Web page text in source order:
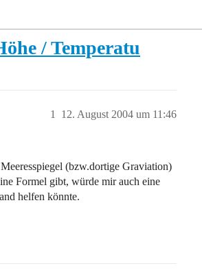
/ Temperatu
12. August 2004 um 11:46
1
(bzw.dortige Graviation)
Formel gibt, würde mir auch eine
helfen könnte.